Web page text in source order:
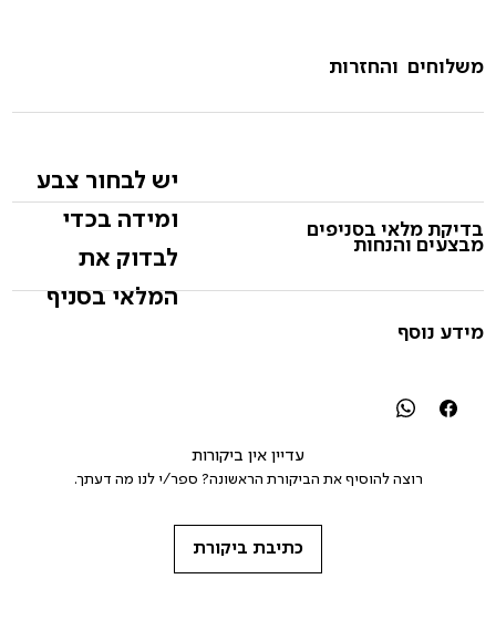
משלוחים והחזרות
יש לבחור צבע
ומידה בכדי
לבדוק את
המלאי בסניף
בדיקת מלאי בסניפים
מבצעים והנחות
מידע נוסף
עדיין אין ביקורות
רוצה להוסיף את הביקורת הראשונה? ספר/י לנו מה דעתך.
כתיבת ביקורת